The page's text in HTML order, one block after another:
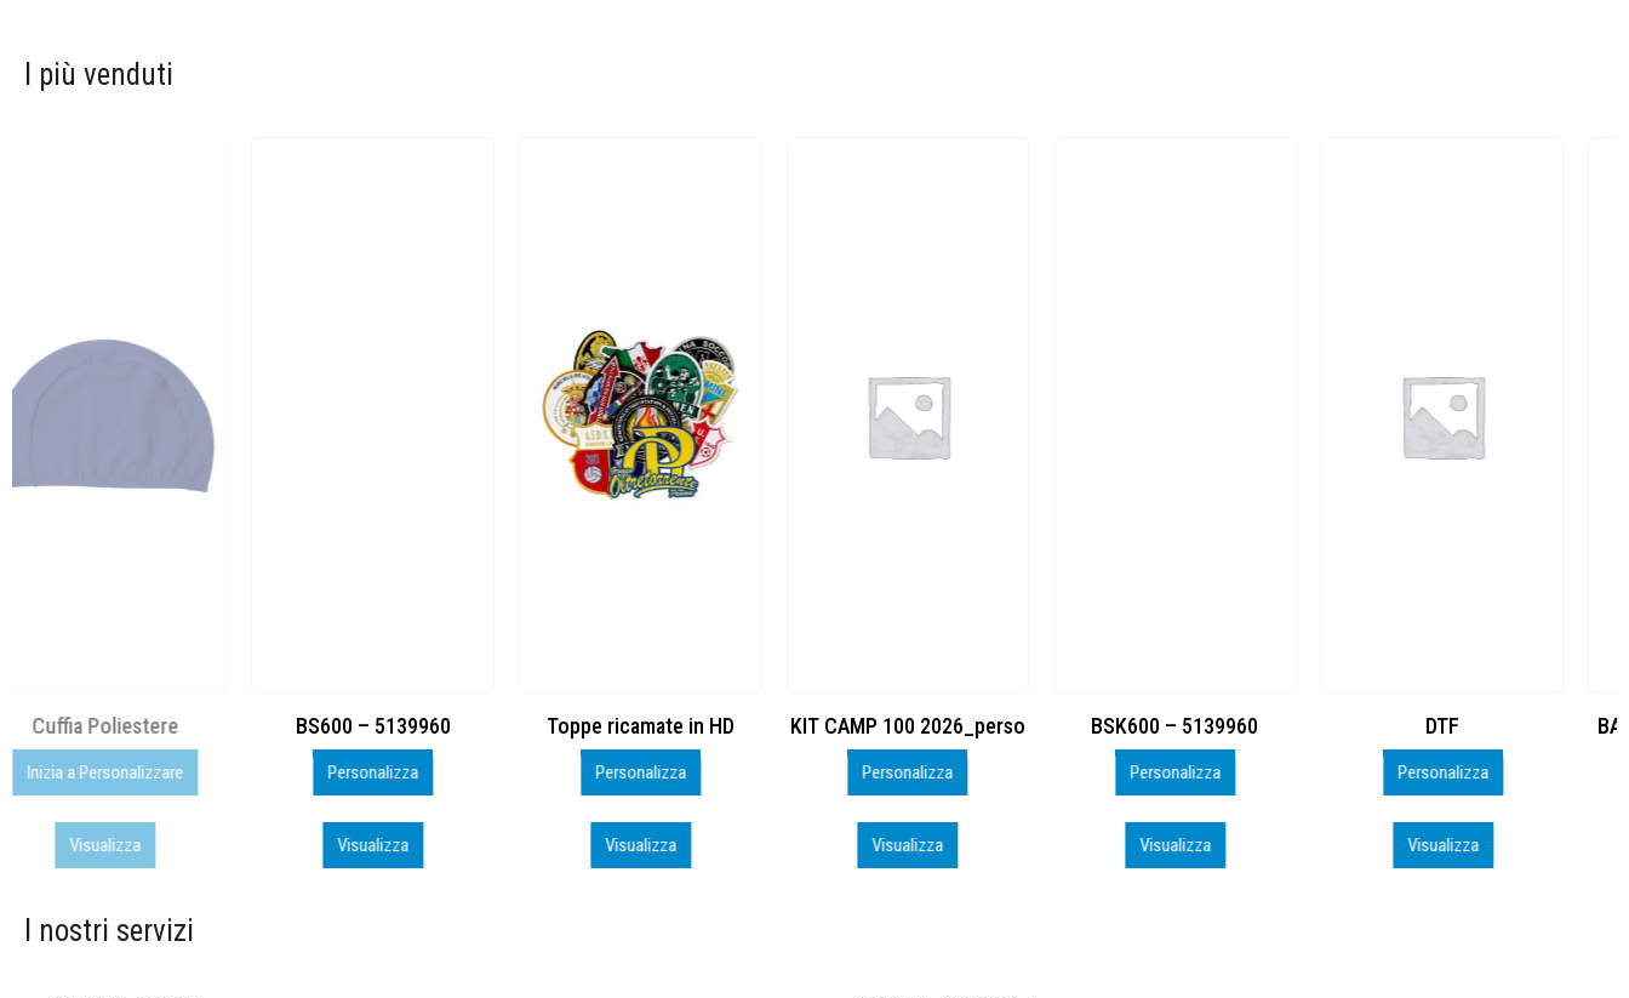
I più venduti
BS600 – 5139960
Personalizza
Visualizza
Toppe ricamate in HD
Personalizza
Visualizza
KIT CAMP 100 2026_perso
Personalizza
Visualizza
BSK600 – 5139960
Personalizza
Visualizza
DTF
Personalizza
Visualizza
BAHRAIN CA0407_PERSO
Personalizza
Visualizza
I nostri servizi